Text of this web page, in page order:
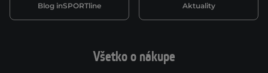
Všetko o nákupe
Blog inSPORTline Aktuality